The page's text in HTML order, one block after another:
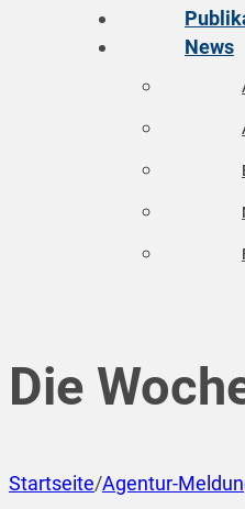
News
Die
Startseite/Agentur-